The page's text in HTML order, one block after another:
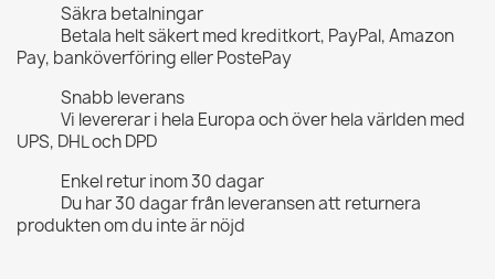
Säkra betalningar
Betala helt säkert med kreditkort, PayPal, Amazon
Pay, banköverföring eller PostePay
Snabb leverans
Vi levererar i hela Europa och över hela världen med
UPS, DHL och DPD
Enkel retur inom 30 dagar
Du har 30 dagar från leveransen att returnera
produkten om du inte är nöjd